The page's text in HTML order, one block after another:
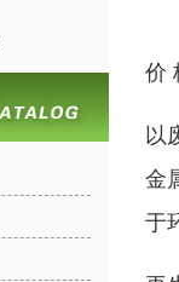
价
以
金
于